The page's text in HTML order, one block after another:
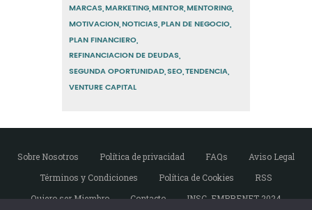
MARCAS MARKETING MENTOR MENTORING
MOTIVACION NOTICIAS PLAN DE NEGOCIO
PLAN FINANCIERO
REFINANCIACION DE DEUDAS
SEGUNDA OPORTUNIDAD SEO TENDENCIA
VENTURE CAPITAL
Sobre Nosotros Política de privacidad FAQs
Aviso Legal
Términos y Condiciones
Política de Cookies
RSS
Quiero ser Miembro
Contacto INSC. EMPRENET 2024